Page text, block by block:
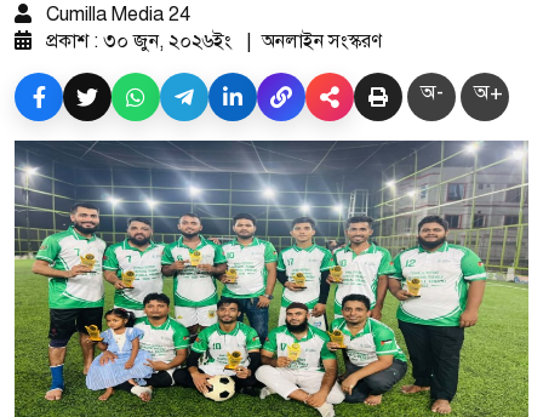
Cumilla Media 24
প্রকাশ : ৩০ জুন, ২০২৬ইং
| অনলাইন সংস্করণ
অ- অ+